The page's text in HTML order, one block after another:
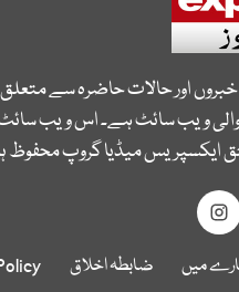
خبروں اور حالات حاضرہ سے
ویب سائٹ ہے۔ اس ویب سائٹ
ایکسپریس میڈیا گروپ محفوظ
میں ضابطہ اخلاق